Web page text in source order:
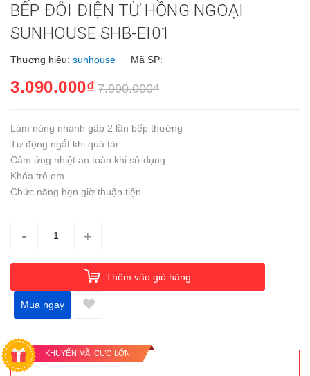
BẾP ĐÔI ĐIỆN TỪ HỒNG NGOẠI
SUNHOUSE SHB-EI01
Thương hiệu: sunhouse Mã SP:
3.090.000₫ 7.990.000₫
Làm nóng nhanh gấp 2 lần bếp thường
Tự động ngắt khi quá tải
Cảm ứng nhiệt an toàn khi sử dụng
Khóa trẻ em
Chức năng hẹn giờ thuận tiện
- +
Thêm vào giỏ hàng
Mua ngay
KHUYẾN MÃI CỰC LỚN